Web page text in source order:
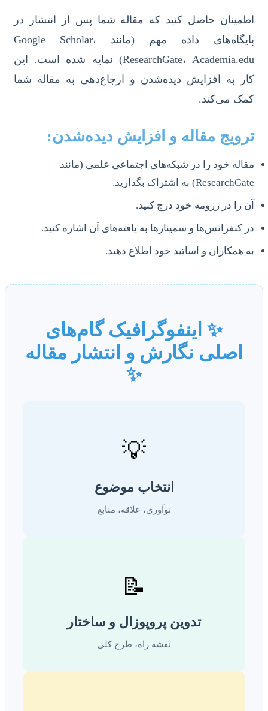
اطمینان حاصل کنید که مقاله شما پس از انتشار در
پایگاه‌های داده مهم (مانند Google Scholar،
ResearchGate، Academia.edu) نمایه شده است. این
کار به افزایش دیده‌شدن و ارجاع‌دهی به مقاله شما
کمک می‌کند.
ترویج مقاله و افزایش دیده‌شدن:
مقاله خود را در شبکه‌های اجتماعی علمی (مانند
ResearchGate) به اشتراک بگذارید.
آن را در رزومه خود درج کنید.
در کنفرانس‌ها و سمینارها به یافته‌های آن اشاره کنید.
به همکاران و اساتید خود اطلاع دهید.
✨ اینفوگرافیک گام‌های
اصلی نگارش و انتشار مقاله
✨
💡
انتخاب موضوع
نوآوری، علاقه، منابع
📝
تدوین پروپوزال و ساختار
نقشه راه، طرح کلی